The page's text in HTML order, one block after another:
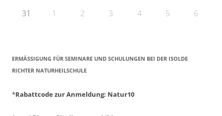
31 1 2 3 4 5 6
ERMÄSSIGUNG FÜR SEMINARE UND SCHULUNGEN BEI DER ISOLDE R
ICHTER NATURHEILSCHULE
*Rabattcode zur Anmeldung: Natur10